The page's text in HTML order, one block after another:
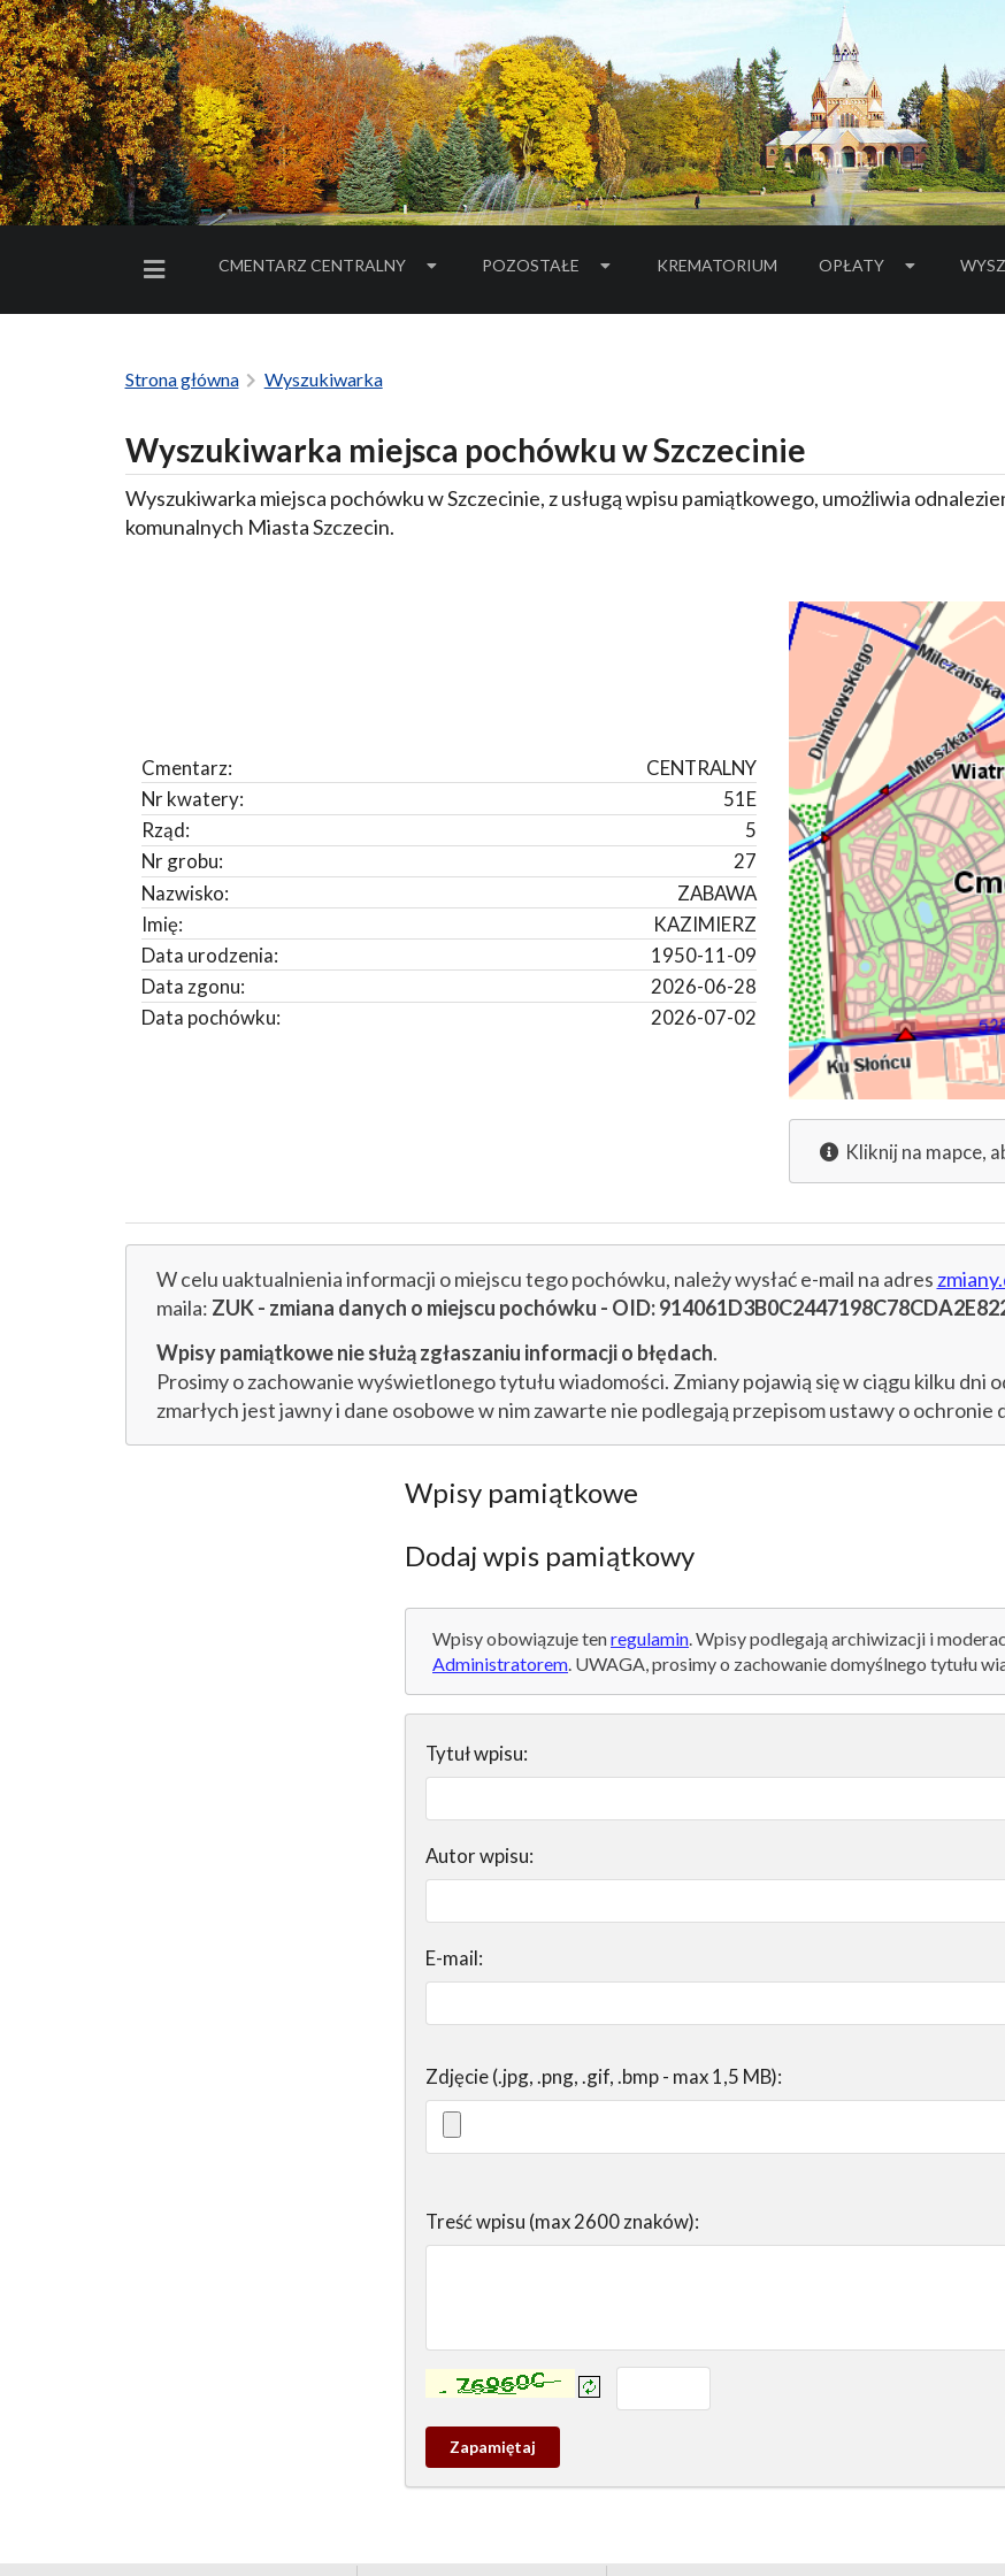
MENU BOCZNE
CMENTARZ CENTRALNY POZOSTAŁE KREMATORIUM OPŁATY
Strona główna Wyszukiwarka
Wyszukiwarka miejsca pochówku w Szczecinie
Wyszukiwarka miejsca pochówku w Szczecinie, z usługą wpisu pamiątkowego, umożliwia
komunalnych Miasta Szczecin.
CENTRALNY
Cmentarz:
51E
Nr kwatery:
5
Rząd:
27
Nr grobu:
ZABAWA
Nazwisko:
KAZIMIERZ
Imię:
1950-11-09
Data urodzenia:
2026-06-28
Data zgonu:
2026-07-02
Data pochówku:
Kliknij na mapce,
W celu uaktualnienia informacji o miejscu tego pochówku, należy wysłać e-mail na adres
maila: ZUK - zmiana danych o miejscu pochówku - OID:
Wpisy pamiątkowe nie służą zgłaszaniu informacji o błędach.
Prosimy o zachowanie wyświetlonego tytułu wiadomości. Zmiany pojawią się w ciągu kilku dni
zmarłych jest jawny i dane osobowe w nim zawarte nie podlegają przepisom ustawy o ochronie
Wpisy pamiątkowe
Dodaj wpis pamiątkowy
Wpisy obowiązuje tenregulamin . Wpisy podlegają archiwizacji i
Administratorem . UWAGA, prosimy o zachowanie domyślnego tytułu
Tytuł wpisu:
Autor wpisu:
E-mail:
Zdjęcie (.jpg, .png, .gif, .bmp - max 1,5 MB):
Treść wpisu (max 2600 znaków):
Kontrola - wprowadź tekst z obrazka:
Zapamietaj
wpis